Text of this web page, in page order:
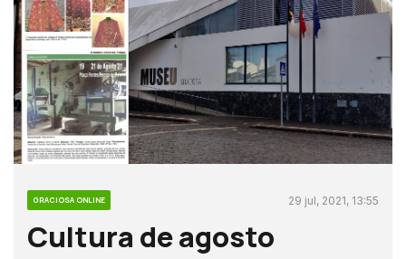
GRACIOSA ONLINE 29 jul, 2021, 13:55
Cultura de agosto